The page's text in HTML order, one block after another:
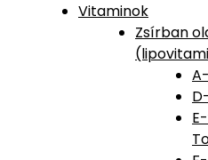
Vitaminok
Zsírban